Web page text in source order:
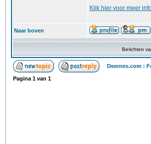
Klik hier voor meer
Naar boven
Berichten
Deernes.com :
Pagina 1 van 1